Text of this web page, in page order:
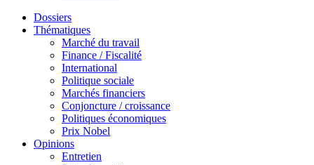
Dossiers
Thématiques
Marché du travail
Finance / Fiscalité
International
Politique sociale
Marchés financiers
Conjoncture / croissance
Politiques économiques
Prix Nobel
Opinions
Entretien